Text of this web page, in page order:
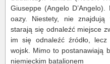
Giuseppe (Angelo
oazy. Niestety, nie
starają się odnaleźć miejsce
im się odnaleźć źródło,
wojsk. Mimo to postanawiają
niemieckim batalionem